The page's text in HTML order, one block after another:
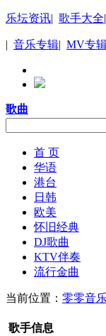
乐坛资讯| 歌手大全|
| 音乐专辑| MV专
歌曲
首 页
华语
港台
日韩
欧美
怀旧经典
DJ歌曲
KTV伴奏
流行金曲
当前位置： 零零音
歌手信息